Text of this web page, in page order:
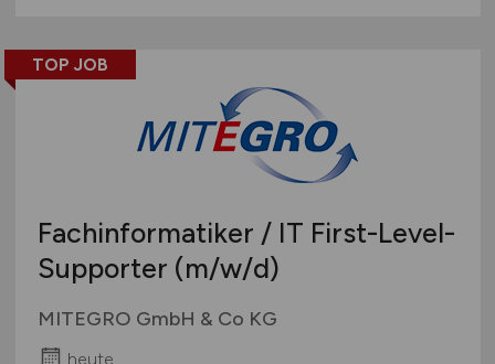
TOP JOB
Fachinformatiker / IT First-Level-
Supporter (m/w/d)
MITEGRO GmbH & Co KG
heute